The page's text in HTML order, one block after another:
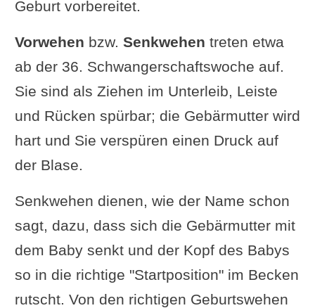
Geburt vorbereitet.
Vorwehen bzw. Senkwehen treten etwa
ab der 36. Schwangerschaftswoche auf.
Sie sind als Ziehen im Unterleib, Leiste
und Rücken spürbar; die Gebärmutter wird
hart und Sie verspüren einen Druck auf
der Blase.
Senkwehen dienen, wie der Name schon
sagt, dazu, dass sich die Gebärmutter mit
dem Baby senkt und der Kopf des Babys
so in die richtige "Startposition" im Becken
rutscht. Von den richtigen Geburtswehen